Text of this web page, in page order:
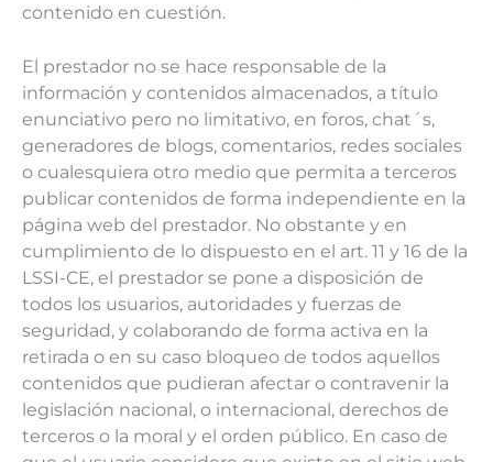
contenido en cuestión.
El prestador no se hace responsable de la
información y contenidos almacenados, a título
enunciativo pero no limitativo, en foros, chat´s,
generadores de blogs, comentarios, redes sociales
o cualesquiera otro medio que permita a terceros
publicar contenidos de forma independiente en la
página web del prestador. No obstante y en
cumplimiento de lo dispuesto en el art. 11 y 16 de la
LSSI-CE, el prestador se pone a disposición de
todos los usuarios, autoridades y fuerzas de
seguridad, y colaborando de forma activa en la
retirada o en su caso bloqueo de todos aquellos
contenidos que pudieran afectar o contravenir la
legislación nacional, o internacional, derechos de
terceros o la moral y el orden público. En caso de